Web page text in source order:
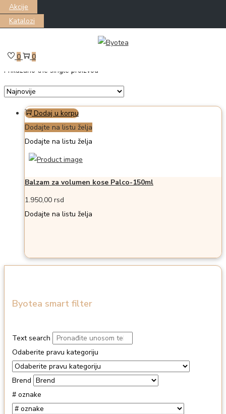
Akcije
Katalozi
to
navigation
to
content
0 0
Prikazano the single proizvod
Dodaj u korpu
Dodajte na listu želja
Dodajte na listu želja
Balzam za volumen kose Palco-150ml
1.950,00 rsd
Dodajte na listu želja
Byotea smart filter
Text search
Odaberite pravu kategoriju
Brend
# oznake